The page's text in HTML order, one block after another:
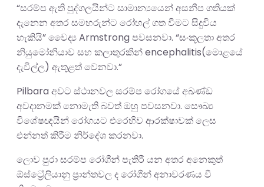
“සරම්ප ඇති පුද්ගලයින්ට සාමාන්‍යයෙන් අසනීප ගතියක්
දැනෙන අතර සමහරුන්ට රෝහල් ගත වීමට සිදුවිය
හැකියි” වෛද්‍ය Armstrong පවසනවා. “සංකූලතා අතර
නියුමෝනියාව සහ කලාතුරකින් encephalitis(මොළයේ
දැවිල්ල) ඇතුළත් වෙනවා.”
Pilbara අවට ස්ථානවල සරම්ප රෝගයේ අඛණ්ඩ
අවදානමක් නොමැති බවත් ඔහු පවසනවා. සෞඛ්‍ය
විශේෂඥයින් රෝගයට එරෙහිව ආරක්ෂාවක් ලෙස
එන්නත් කිරීම නිර්දේශ කරනවා.
ලොව පුරා සරම්ප රෝගීන් පැතිරී යන අතර අනෙකුත්
ඕස්ට්‍රේලියානු ප්‍රාන්තවල ද රෝගීන් අනාවරණය වී